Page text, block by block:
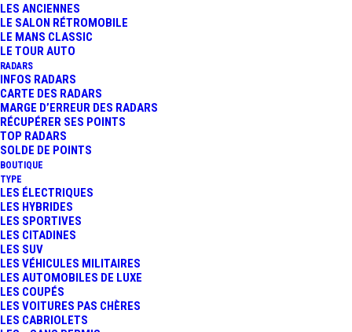
LES ANCIENNES
LE SALON RÉTROMOBILE
LE MANS CLASSIC
LE TOUR AUTO
RADARS
INFOS RADARS
CARTE DES RADARS
MARGE D’ERREUR DES RADARS
RÉCUPÉRER SES POINTS
TOP RADARS
SOLDE DE POINTS
BOUTIQUE
TYPE
LES ÉLECTRIQUES
LES HYBRIDES
LES SPORTIVES
LES CITADINES
LES SUV
LES VÉHICULES MILITAIRES
LES AUTOMOBILES DE LUXE
LES COUPÉS
LES VOITURES PAS CHÈRES
LES CABRIOLETS
"NOUVELLE COUSINE" DE LA
3 Minutes